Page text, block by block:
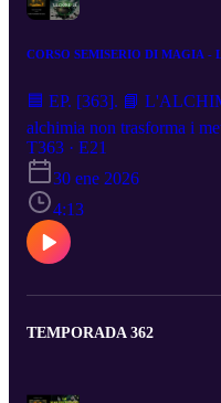
CORSO SEMISERIO DI MAGIA
🟦 EP. [363]. 📘
alchimia non trasforma i
che ci insegna a mutare la
l’ombra in luce.In questa
proprio laboratorio vivente,
coscienza. 🎧 Perché la
completa: https://
T363 · E21
30 ene 2026
4:13
TEMPORADA 362